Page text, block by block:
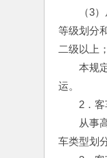
（3）从
等级划分
二级以上
本规定
运。
2．客车
从事高
车类型划